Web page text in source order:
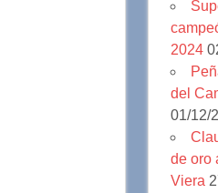
2024
del
01/12/
de oro
Viera